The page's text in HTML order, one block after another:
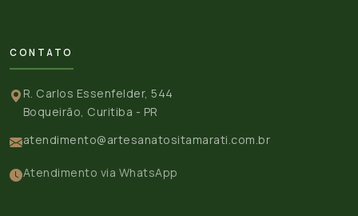
CONTATO
R. Carlos Essenfelder, 544
Boqueirão, Curitiba - PR
atendimento@artesanatositamarati.com.br
Atendimento via WhatsApp